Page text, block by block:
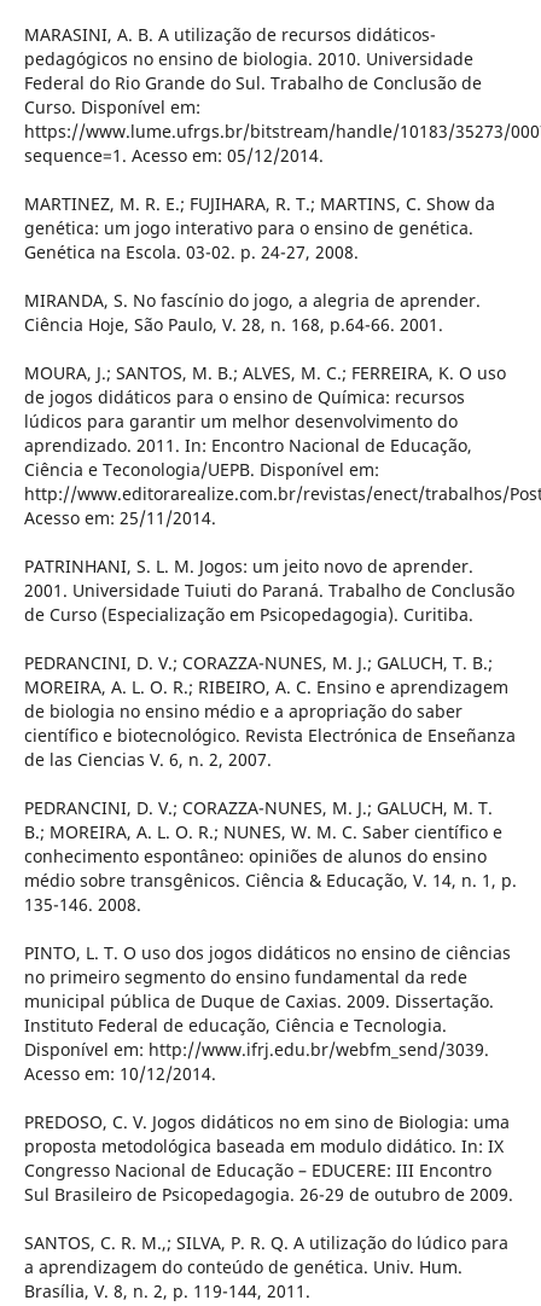
MARASINI, A. B. A utilização de recursos didáticos-
pedagógicos no ensino de biologia. 2010. Universidade
Federal do Rio Grande do Sul. Trabalho de Conclusão de
Curso. Disponível em:
https://www.lume.ufrgs.br/bitstream/handle/10183/35273/
sequence=1. Acesso em: 05/12/2014.
MARTINEZ, M. R. E.; FUJIHARA, R. T.; MARTINS, C. Show da
genética: um jogo interativo para o ensino de genética.
Genética na Escola. 03-02. p. 24-27, 2008.
MIRANDA, S. No fascínio do jogo, a alegria de aprender.
Ciência Hoje, São Paulo, V. 28, n. 168, p.64-66. 2001.
MOURA, J.; SANTOS, M. B.; ALVES, M. C.; FERREIRA, K. O uso
de jogos didáticos para o ensino de Química: recursos
lúdicos para garantir um melhor desenvolvimento do
aprendizado. 2011. In: Encontro Nacional de Educação,
Ciência e Teconologia/UEPB. Disponível em:
http://www.editorarealize.com.br/revistas/enect/trabalhos/
Acesso em: 25/11/2014.
PATRINHANI, S. L. M. Jogos: um jeito novo de aprender.
2001. Universidade Tuiuti do Paraná. Trabalho de Conclusão
de Curso (Especialização em Psicopedagogia). Curitiba.
PEDRANCINI, D. V.; CORAZZA-NUNES, M. J.; GALUCH, T. B.;
MOREIRA, A. L. O. R.; RIBEIRO, A. C. Ensino e aprendizagem
de biologia no ensino médio e a apropriação do saber
científico e biotecnológico. Revista Electrónica de Enseñanza
de las Ciencias V. 6, n. 2, 2007.
PEDRANCINI, D. V.; CORAZZA-NUNES, M. J.; GALUCH, M. T.
B.; MOREIRA, A. L. O. R.; NUNES, W. M. C. Saber científico e
conhecimento espontâneo: opiniões de alunos do ensino
médio sobre transgênicos. Ciência & Educação, V. 14, n. 1, p.
135-146. 2008.
PINTO, L. T. O uso dos jogos didáticos no ensino de ciências
no primeiro segmento do ensino fundamental da rede
municipal pública de Duque de Caxias. 2009. Dissertação.
Instituto Federal de educação, Ciência e Tecnologia.
Disponível em: http://www.ifrj.edu.br/webfm_send/3039.
Acesso em: 10/12/2014.
PREDOSO, C. V. Jogos didáticos no em sino de Biologia: uma
proposta metodológica baseada em modulo didático. In: IX
Congresso Nacional de Educação – EDUCERE: III Encontro
Sul Brasileiro de Psicopedagogia. 26-29 de outubro de 2009.
SANTOS, C. R. M.,; SILVA, P. R. Q. A utilização do lúdico para
a aprendizagem do conteúdo de genética. Univ. Hum.
Brasília, V. 8, n. 2, p. 119-144, 2011.